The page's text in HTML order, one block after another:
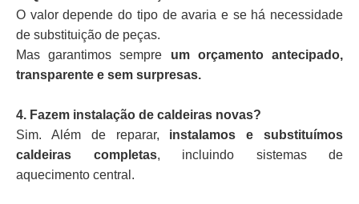
O valor depende do tipo de avaria e se há necessidade
de substituição de peças.
Mas garantimos sempre um orçamento antecipado,
transparente e sem surpresas.
4. Fazem instalação de caldeiras novas?
Sim. Além de reparar, instalamos e substituímos
caldeiras completas, incluindo sistemas de
aquecimento central.